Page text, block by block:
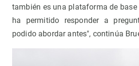
también es una plataforma de base
ha permitido responder a
podido abordar antes", continúa